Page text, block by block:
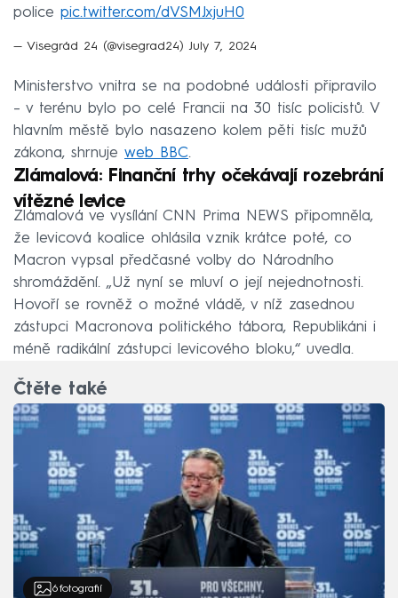
police pic.twitter.com/dVSMJxjuH0
— Visegrád 24 (@visegrad24) July 7, 2024
Ministerstvo vnitra se na podobné události připravilo
– v terénu bylo po celé Francii na 30 tisíc policistů. V
hlavním městě bylo nasazeno kolem pěti tisíc mužů
zákona, shrnuje web BBC.
Zlámalová: Finanční trhy očekávají rozebrání
vítězné levice
Zlámalová ve vysílání CNN Prima NEWS připomněla,
že levicová koalice ohlásila vznik krátce poté, co
Macron vypsal předčasné volby do Národního
shromáždění. „Už nyní se mluví o její nejednotnosti.
Hovoří se rovněž o možné vládě, v níž zasednou
zástupci Macronova politického tábora, Republikáni i
méně radikální zástupci levicového bloku,“ uvedla.
Čtěte také
6 fotografií